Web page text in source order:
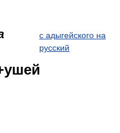
с адыгейского на
русский